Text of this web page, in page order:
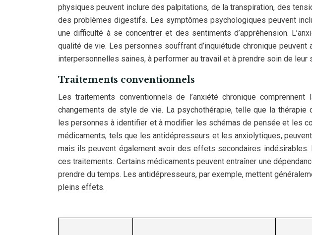
physiques peuvent inclure des palpitations, de la transpiration, des
des problèmes digestifs. Les symptômes psychologiques peuvent
une difficulté à se concentrer et des sentiments d’appréhension.
qualité de vie. Les personnes souffrant d’inquiétude chronique
interpersonnelles saines, à performer au travail et à prendre soin de leur
Traitements conventionnels
Les traitements conventionnels de l’anxiété chronique
changements de style de vie. La psychothérapie, telle que la thérapie
les personnes à identifier et à modifier les schémas de pensée et les
médicaments, tels que les antidépresseurs et les anxiolytiques,
mais ils peuvent également avoir des effets secondaires
ces traitements. Certains médicaments peuvent entraîner une
prendre du temps. Les antidépresseurs, par exemple, mettent
pleins effets.